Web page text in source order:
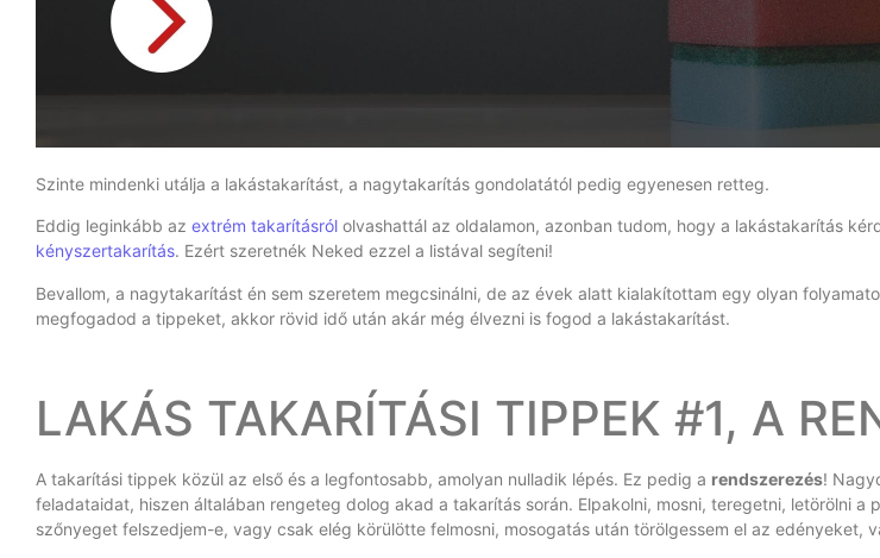
Szinte mindenki utálja a lakástakarítást, a nagytakarítás gondolatától pedig egyenesen retteg.
Eddig leginkább az extrém takarításról olvashattál az oldalamon, azonban tudom, hogy a lakástakarítás
kényszertakarítás. Ezért szeretnék Neked ezzel a listával segíteni!
Bevallom, a nagytakarítást én sem szeretem megcsinálni, de az évek alatt kialakítottam egy olyan
megfogadod a tippeket, akkor rövid idő után akár még élvezni is fogod a lakástakarítást.
LAKÁS TAKARÍTÁSI TIPPEK #1, A
A takarítási tippek közül az első és a legfontosabb, amolyan nulladik lépés. Ez pedig a rendszerezés!
feladataidat, hiszen általában rengeteg dolog akad a takarítás során. Elpakolni, mosni, teregetni, letörölni
szőnyeget felszedjem-e, vagy csak elég körülötte felmosni, mosogatás után törölgessem el az edényeket,